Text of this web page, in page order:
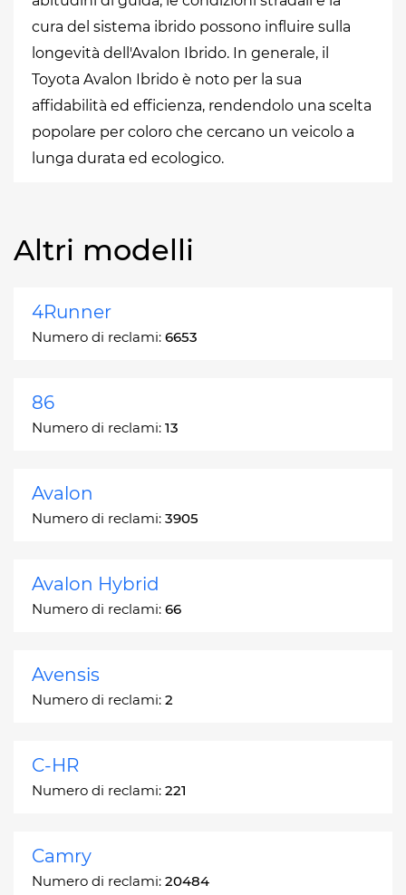
cura del sistema ibrido possono influire sulla
longevità dell'Avalon Ibrido. In generale, il
Toyota Avalon Ibrido è noto per la sua
affidabilità ed efficienza, rendendolo una scelta
popolare per coloro che cercano un veicolo a
lunga durata ed ecologico.
Altri modelli
4Runner
Numero di reclami: 6653
86
Numero di reclami: 13
Avalon
Numero di reclami: 3905
Avalon Hybrid
Numero di reclami: 66
Avensis
Numero di reclami: 2
C-HR
Numero di reclami: 221
Camry
Numero di reclami: 20484